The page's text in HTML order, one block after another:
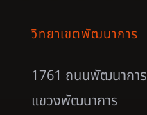
วิทยาเขตพัฒนาการ
1761 ถนนพัฒนาการ
แขวงพัฒนาการ